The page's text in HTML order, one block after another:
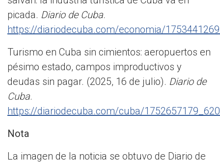
picada. Diario de Cuba.
https://diariodecuba.com/economia/
Turismo en Cuba sin cimientos: aeropuertos en
pésimo estado, campos improductivos y
deudas sin pagar. (2025, 16 de julio). Diario de
Cuba.
https://diariodecuba.com/cuba/
Nota
La imagen de la noticia se obtuvo de Diario de